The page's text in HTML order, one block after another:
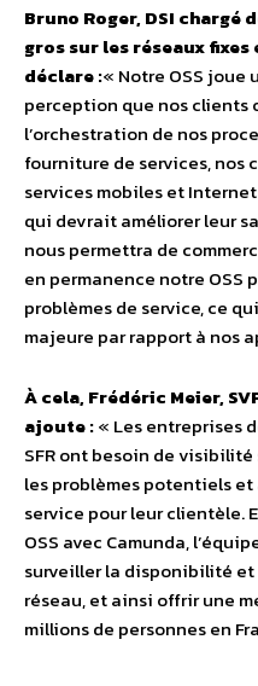
Bruno Roger, DSI chargé
gros sur les réseaux fixes
déclare :« Notre OSS joue
perception que nos clients
l’orchestration de nos
fourniture de services, nos
services mobiles et
qui devrait améliorer leur
nous permettra de
en permanence notre OSS
problèmes de service, ce
majeure par rapport à nos
À cela, Frédéric Meier,
ajoute :« Les entreprises
SFR ont besoin de
les problèmes potentiels
service pour leur clientèle.
OSS avec Camunda,
surveiller la disponibilité et
réseau, et ainsi offrir une
millions de personnes en